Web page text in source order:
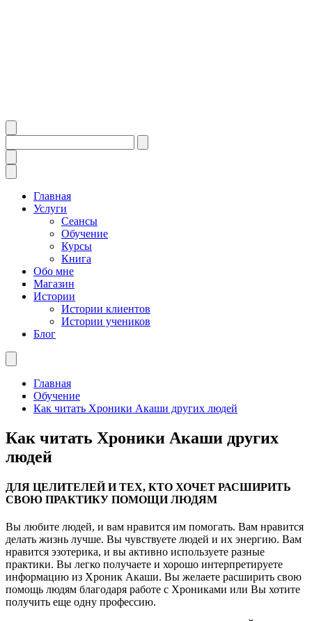
Главная
Услуги
Сеансы
Обучение
Курсы
Книга
Обо мне
Магазин
Истории
Истории клиентов
Истории учеников
Блог
Главная
Обучение
Как читать Хроники Акаши других людей
Как читать Хроники Акаши других
людей
ДЛЯ ЦЕЛИТЕЛЕЙ И ТЕХ, КТО ХОЧЕТ РАСШИРИТЬ
СВОЮ ПРАКТИКУ ПОМОЩИ ЛЮДЯМ
Вы любите людей, и вам нравится им помогать. Вам нравится
делать жизнь лучше. Вы чувствуете людей и их энергию. Вам
нравится эзотерика, и вы активно используете разные
практики. Вы легко получаете и хорошо интерпретируете
информацию из Хроник Акаши. Вы желаете расширить свою
помощь людям благодаря работе с Хрониками или Вы хотите
получить еще одну профессию.